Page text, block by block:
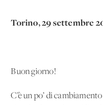
Torino, 29 settembre
Buon giorno!
C’è un po’ di